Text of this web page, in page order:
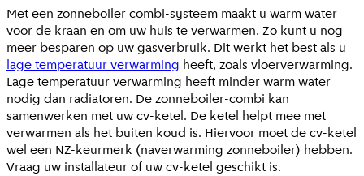
Met een zonneboiler combi-systeem maakt u warm water
voor de kraan en om uw huis te verwarmen. Zo kunt u nog
meer besparen op uw gasverbruik. Dit werkt het best als u
lage temperatuur verwarming heeft, zoals vloerverwarming.
Lage temperatuur verwarming heeft minder warm water
nodig dan radiatoren. De zonneboiler-combi kan
samenwerken met uw cv-ketel. De ketel helpt mee met
verwarmen als het buiten koud is. Hiervoor moet de cv-ketel
wel een NZ-keurmerk (naverwarming zonneboiler) hebben.
Vraag uw installateur of uw cv-ketel geschikt is.